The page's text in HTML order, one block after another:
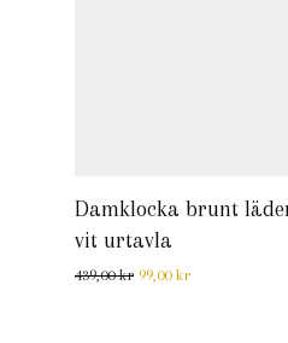
Damklocka brunt
vit urtavla
439,00kr Det ursprungliga
99,00 krDet